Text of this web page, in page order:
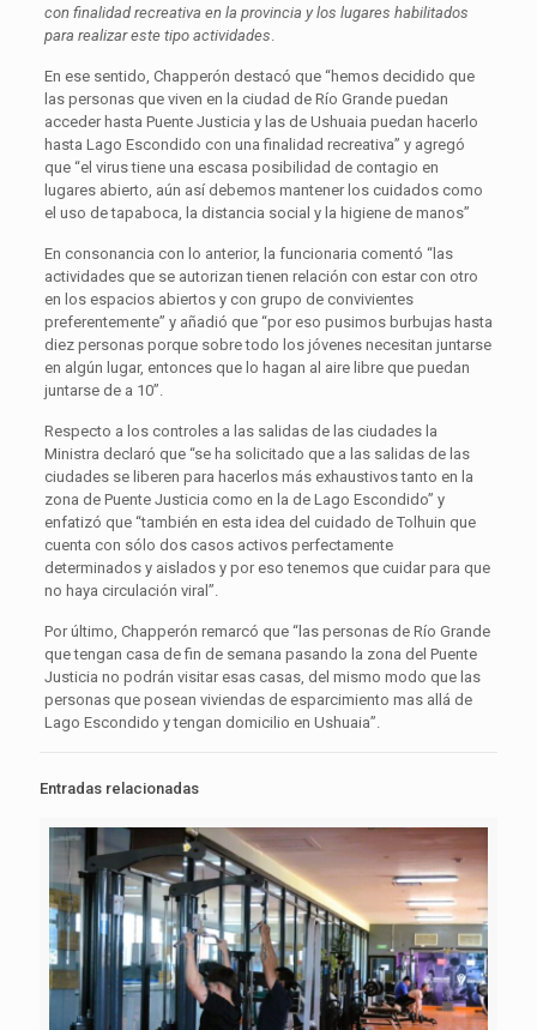
con finalidad recreativa en la provincia y los lugares habilitados
para realizar este tipo actividades
En ese sentido, Chapperón destacó que “hemos decidido que
las personas que viven en la ciudad de Río Grande puedan
acceder hasta Puente Justicia y las de Ushuaia puedan hacerlo
hasta Lago Escondido con una finalidad recreativa” y agregó
que “el virus tiene una escasa posibilidad de contagio en
lugares abierto, aún así debemos mantener los cuidados como
el uso de tapaboca, la distancia social y la higiene de manos”
En consonancia con lo anterior, la funcionaria comentó “las
actividades que se autorizan tienen relación con estar con otro
en los espacios abiertos y con grupo de convivientes
preferentemente” y añadió que “por eso pusimos burbujas hasta
diez personas porque sobre todo los jóvenes necesitan juntarse
en algún lugar, entonces que lo hagan al aire libre que puedan
juntarse de a 10”.
Respecto a los controles a las salidas de las ciudades la
Ministra declaró que “se ha solicitado que a las salidas de las
ciudades se liberen para hacerlos más exhaustivos tanto en la
zona de Puente Justicia como en la de Lago Escondido” y
enfatizó que “también en esta idea del cuidado de Tolhuin que
cuenta con sólo dos casos activos perfectamente
determinados y aislados y por eso tenemos que cuidar para que
no haya circulación viral”.
Por último, Chapperón remarcó que “las personas de Río Grande
que tengan casa de fin de semana pasando la zona del Puente
Justicia no podrán visitar esas casas, del mismo modo que las
personas que posean viviendas de esparcimiento mas allá de
Lago Escondido y tengan domicilio en Ushuaia”.
Entradas relacionadas